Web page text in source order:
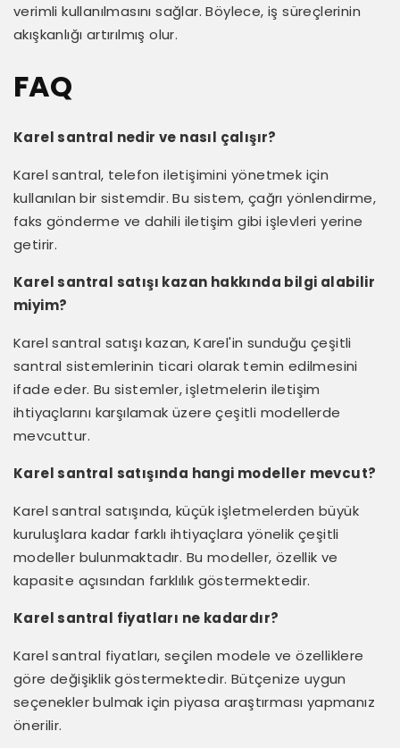
verimli kullanılmasını sağlar. Böylece, iş süreçlerinin
akışkanlığı artırılmış olur.
FAQ
Karel santral nedir ve nasıl çalışır?
Karel santral, telefon iletişimini yönetmek için
kullanılan bir sistemdir. Bu sistem, çağrı yönlendirme,
faks gönderme ve dahili iletişim gibi işlevleri yerine
getirir.
Karel santral satışı kazan hakkında bilgi alabilir
miyim?
Karel santral satışı kazan, Karel'in sunduğu çeşitli
santral sistemlerinin ticari olarak temin edilmesini
ifade eder. Bu sistemler, işletmelerin iletişim
ihtiyaçlarını karşılamak üzere çeşitli modellerde
mevcuttur.
Karel santral satışında hangi modeller mevcut?
Karel santral satışında, küçük işletmelerden büyük
kuruluşlara kadar farklı ihtiyaçlara yönelik çeşitli
modeller bulunmaktadır. Bu modeller, özellik ve
kapasite açısından farklılık göstermektedir.
Karel santral fiyatları ne kadardır?
Karel santral fiyatları, seçilen modele ve özelliklere
göre değişiklik göstermektedir. Bütçenize uygun
seçenekler bulmak için piyasa araştırması yapmanız
önerilir.